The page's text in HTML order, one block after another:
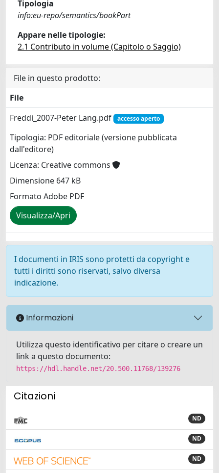
Tipologia
info:eu-repo/semantics/bookPart
Appare nelle tipologie:
2.1 Contributo in volume (Capitolo o Saggio)
File in questo prodotto:
File
Freddi_2007-Peter Lang.pdf
accesso aperto
Tipologia: PDF editoriale (versione pubblicata
dall'editore)
Licenza: Creative commons
Dimensione 647 kB
Formato Adobe PDF
Visualizza/Apri
I documenti in IRIS sono protetti da copyright e
tutti i diritti sono riservati, salvo diversa
indicazione.
Informazioni
Utilizza questo identificativo per citare o creare un
link a questo documento:
https://hdl.handle.net/20.500.11768/139276
Citazioni
ND
ND
ND